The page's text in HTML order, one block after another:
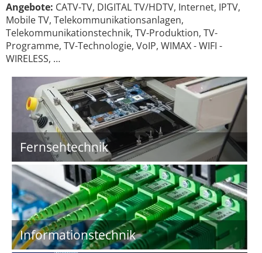
Angebote: CATV-TV, DIGITAL TV/HDTV, Internet, IPTV,
Mobile TV, Telekommunikationsanlagen,
Telekommunikationstechnik, TV-Produktion, TV-
Programme, TV-Technologie, VoIP, WIMAX - WIFI -
WIRELESS, …
Fernsehtechnik
Informationstechnik